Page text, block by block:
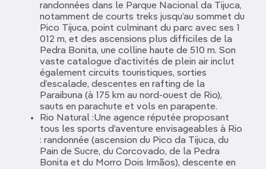
randonnées dans le Parque Nacional da Tijuca,
notamment de courts treks jusqu’au sommet du
Pico Tijuca, point culminant du parc avec ses 1
012 m, et des ascensions plus difficiles de la
Pedra Bonita, une colline haute de 510 m. Son
vaste catalogue d’activités de plein air inclut
également circuits touristiques, sorties
d’escalade, descentes en rafting de la
Paraibuna (à 175 km au nord-ouest de Rio),
sauts en parachute et vols en parapente.
Rio Natural :Une agence réputée proposant
tous les sports d’aventure envisageables à Rio
: randonnée (ascension du Pico da Tijuca, du
Pain de Sucre, du Corcovado, de la Pedra
Bonita et du Morro Dois Irmãos), descente en